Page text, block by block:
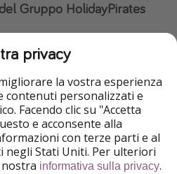
Gruppo HolidayPirates
VakantiePiraten
Urlaubspiraten
ViajerosPiratas
privacy
la vostra esperienza
contenuti personalizzati e
Facendo clic su "Accetta
e acconsente alla
con terze parti e al
Stati Uniti. Per ulteriori
informativa sulla privacy.